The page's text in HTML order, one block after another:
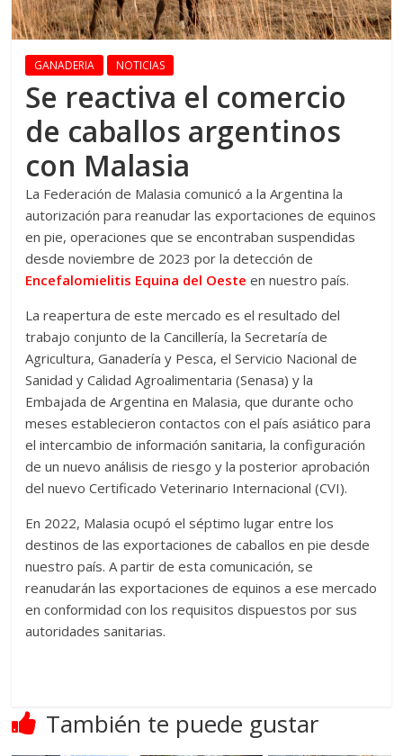
GANADERIA NOTICIAS
Se reactiva el comercio
de caballos argentinos
con Malasia
La Federación de Malasia comunicó a la Argentina la
autorización para reanudar las exportaciones de equinos
en pie, operaciones que se encontraban suspendidas
desde noviembre de 2023 por la detección de
Encefalomielitis Equina del Oeste en nuestro país.
La reapertura de este mercado es el resultado del
trabajo conjunto de la Cancillería, la Secretaría de
Agricultura, Ganadería y Pesca, el Servicio Nacional de
Sanidad y Calidad Agroalimentaria (Senasa) y la
Embajada de Argentina en Malasia, que durante ocho
meses establecieron contactos con el país asiático para
el intercambio de información sanitaria, la configuración
de un nuevo análisis de riesgo y la posterior aprobación
del nuevo Certificado Veterinario Internacional (CVI).
En 2022, Malasia ocupó el séptimo lugar entre los
destinos de las exportaciones de caballos en pie desde
nuestro país. A partir de esta comunicación, se
reanudarán las exportaciones de equinos a ese mercado
en conformidad con los requisitos dispuestos por sus
autoridades sanitarias.
También te puede gustar